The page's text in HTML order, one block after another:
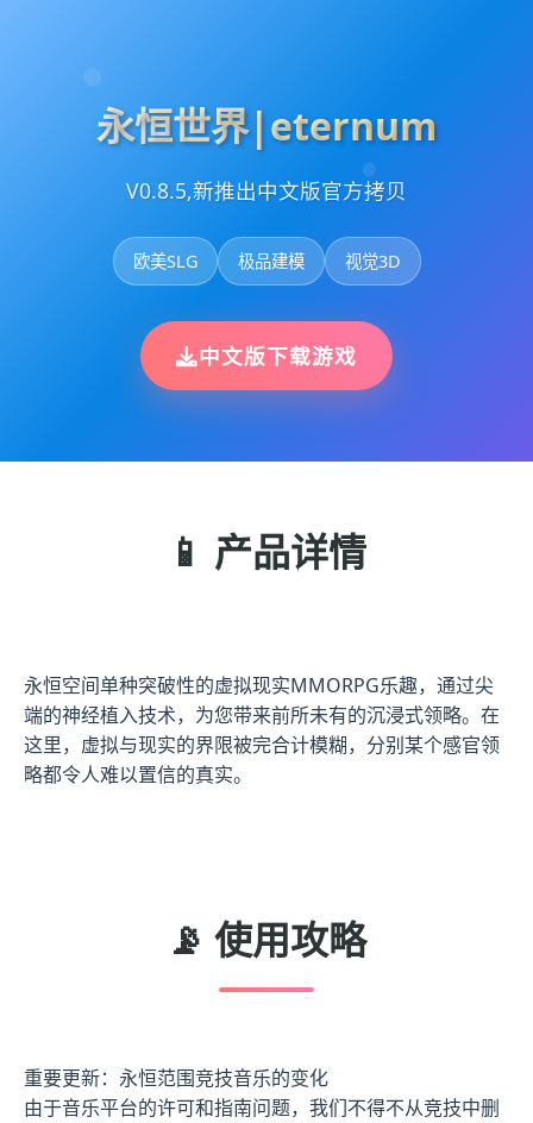
永恒世界|eternum
V0.8.5,新推出中文版官方拷贝
欧美SLG 极品建模 视觉3D
中文版下载游戏
📱 产品详情
永恒空间单种突破性的虚拟现实MMORPG乐趣，通过尖
端的神经植入技术，为您带来前所未有的沉浸式领略。在
这里，虚拟与现实的界限被完合计模糊，分别某个感官领
略都令人难以置信的真实。
📡 使用攻略
重要更新：永恒范围竞技音乐的变化
由于音乐平台的许可和指南问题，我们不得不从竞技中删